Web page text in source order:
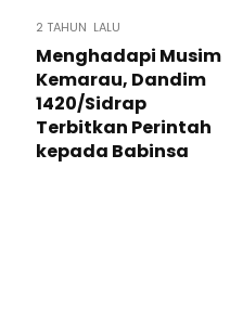
2 TAHUN LALU
Menghadapi Musim
Kemarau, Dandim
1420/Sidrap
Terbitkan Perintah
kepada Babinsa